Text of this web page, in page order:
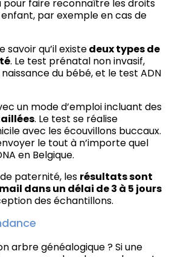
faire reconnaître les droits
enfant, par exemple en cas de
qu’il existedeux types de
. Le test prénatal non invasif,
du bébé, et le test ADN
un mode d’emploi incluant des
. Le test se réalise
avec les écouvillons buccaux.
le tout à n’importe quel
en Belgique.
paternité, les résultats sont
dans un délai de 3 à 5 jours
des échantillons.
arbre généalogique ? Si une